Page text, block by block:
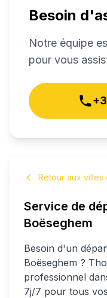
Besoin
Notre équipe
pour vous
Retour aux villes
Service de
Boëseghem
Besoin d'un
Boëseghem ?
professionnel
7j/7 pour tous